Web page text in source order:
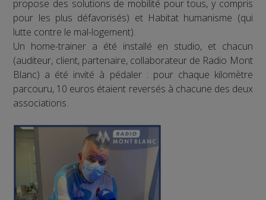
propose des solutions de mobilité pour tous, y compris
pour les plus défavorisés) et Habitat humanisme (qui
lutte contre le mal-logement).
Un home-trainer a été installé en studio, et chacun
(auditeur, client, partenaire, collaborateur de Radio Mont
Blanc) a été invité à pédaler : pour chaque kilomètre
parcouru, 10 euros étaient reversés à chacune des deux
associations.